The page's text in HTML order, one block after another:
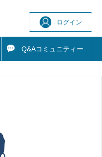
ログイン
Q&Aコミュニティー